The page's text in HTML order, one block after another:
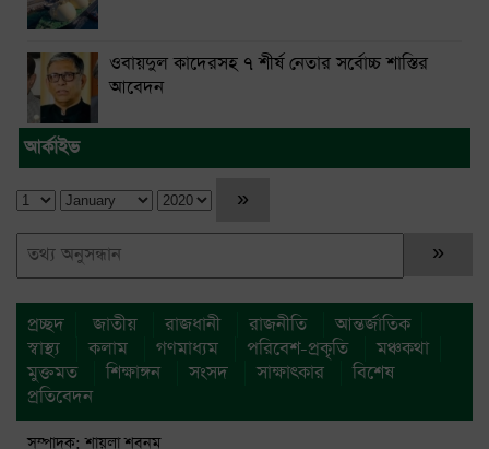
ওবায়দুল কাদেরসহ ৭ শীর্ষ নেতার সর্বোচ্চ শাস্তির
আবেদন
আর্কাইভ
প্রচ্ছদ জাতীয় রাজধানী রাজনীতি
আন্তর্জাতিক
স্বাস্থ্য
কলাম গণমাধ্যম পরিবেশ-প্রকৃতি
মঞ্চকথা
মুক্তমত
শিক্ষাঙ্গন সংসদ সাক্ষাৎকার
বিশেষ
প্রতিবেদন
সম্পাদক: শায়লা শবনম